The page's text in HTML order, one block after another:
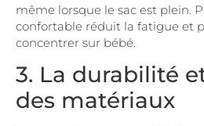
même lorsque le sac est plein.
confortable réduit la fatigue et
concentrer sur bébé.
3. La durabilité
des matériaux